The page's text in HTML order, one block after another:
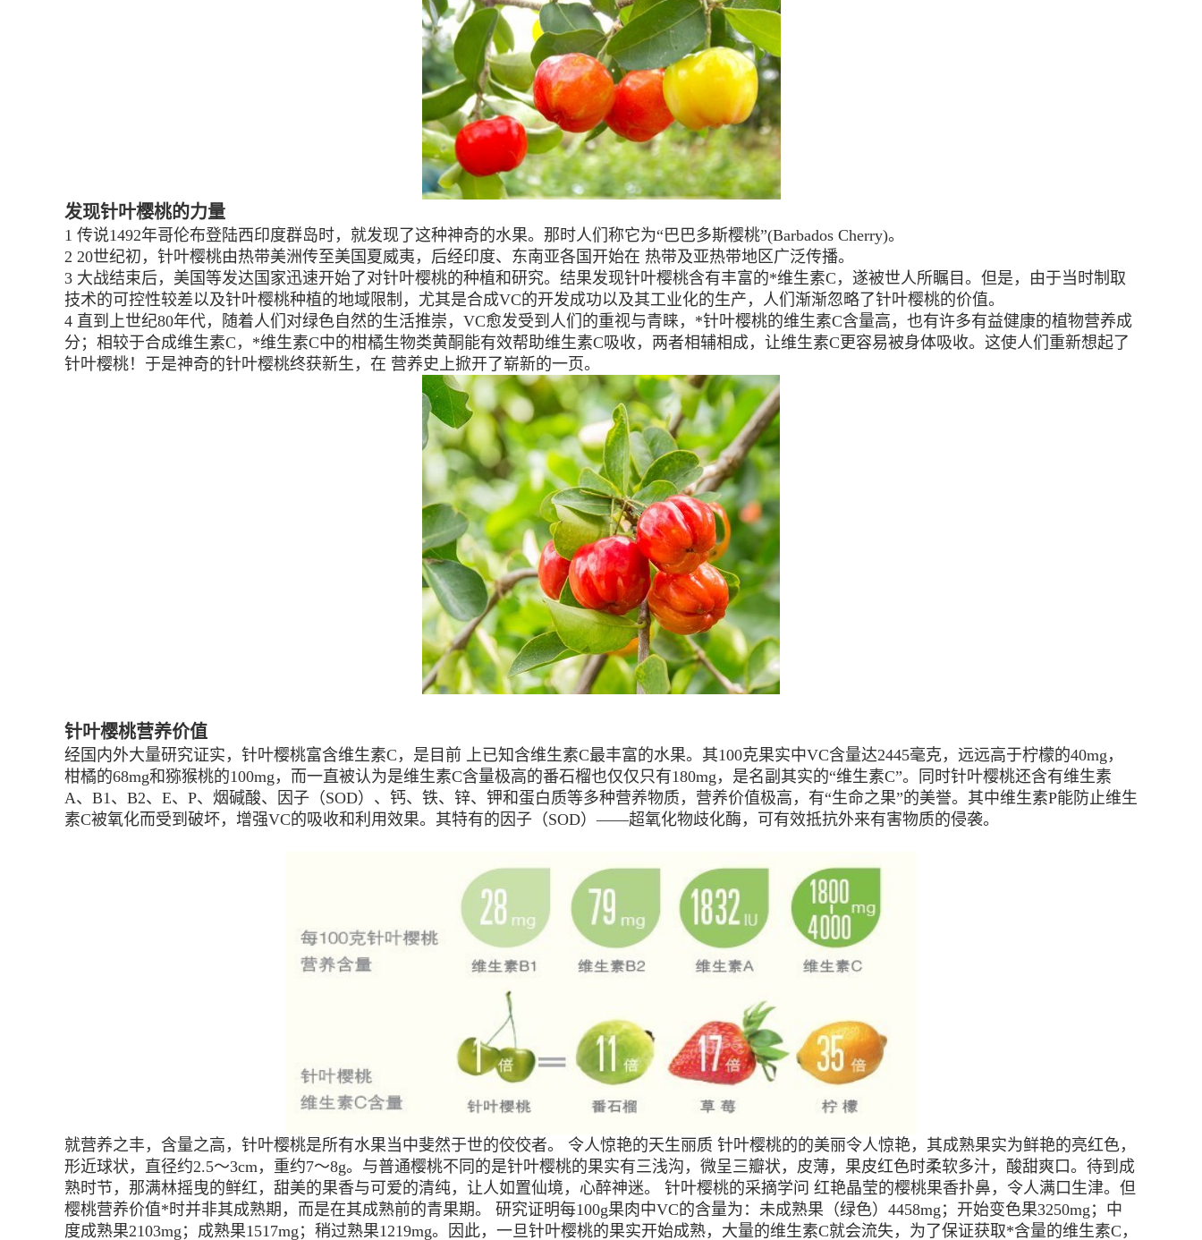
发现针叶樱桃的力量
1 传说1492年哥伦布登陆西印度群岛时，就发现了这种神奇的水果。那时人们称它为“巴巴多斯樱桃”(Barbados Cherry)。
2 20世纪初，针叶樱桃由热带美洲传至美国夏威夷，后经印度、东南亚各国开始在 热带及亚热带地区广泛传播。
3 大战结束后，美国等发达国家迅速开始了对针叶樱桃的种植和研究。结果发现针叶樱桃含有丰富的*维生素C，遂被世人所瞩目。但是，由于当时制取
技术的可控性较差以及针叶樱桃种植的地域限制，尤其是合成VC的开发成功以及其工业化的生产，人们渐渐忽略了针叶樱桃的价值。
4 直到上世纪80年代，随着人们对绿色自然的生活推崇，VC愈发受到人们的重视与青睐，*针叶樱桃的维生素C含量高，也有许多有益健康的植物营养成
分；相较于合成维生素C，*维生素C中的柑橘生物类黄酮能有效帮助维生素C吸收，两者相辅相成，让维生素C更容易被身体吸收。这使人们重新想起了
针叶樱桃！于是神奇的针叶樱桃终获新生，在 营养史上掀开了崭新的一页。
针叶樱桃营养价值
经国内外大量研究证实，针叶樱桃富含维生素C，是目前 上已知含维生素C最丰富的水果。其100克果实中VC含量达2445毫克，远远高于柠檬的40mg，
柑橘的68mg和猕猴桃的100mg，而一直被认为是维生素C含量极高的番石榴也仅仅只有180mg，是名副其实的“维生素C”。同时针叶樱桃还含有维生素
A、B1、B2、E、P、烟碱酸、因子（SOD）、钙、铁、锌、钾和蛋白质等多种营养物质，营养价值极高，有“生命之果”的美誉。其中维生素P能防止维生
素C被氧化而受到破坏，增强VC的吸收和利用效果。其特有的因子（SOD）——超氧化物歧化酶，可有效抵抗外来有害物质的侵袭。
就营养之丰，含量之高，针叶樱桃是所有水果当中斐然于世的佼佼者。 令人惊艳的天生丽质 针叶樱桃的的美丽令人惊艳，其成熟果实为鲜艳的亮红色，
形近球状，直径约2.5～3cm，重约7～8g。与普通樱桃不同的是针叶樱桃的果实有三浅沟，微呈三瓣状，皮薄，果皮红色时柔软多汁，酸甜爽口。待到成
熟时节，那满林摇曳的鲜红，甜美的果香与可爱的清纯，让人如置仙境，心醉神迷。 针叶樱桃的采摘学问 红艳晶莹的樱桃果香扑鼻，令人满口生津。但
樱桃营养价值*时并非其成熟期，而是在其成熟前的青果期。 研究证明每100g果肉中VC的含量为：未成熟果（绿色）4458mg；开始变色果3250mg；中
度成熟果2103mg；成熟果1517mg；稍过熟果1219mg。因此，一旦针叶樱桃的果实开始成熟，大量的维生素C就会流失，为了保证获取*含量的维生素C，